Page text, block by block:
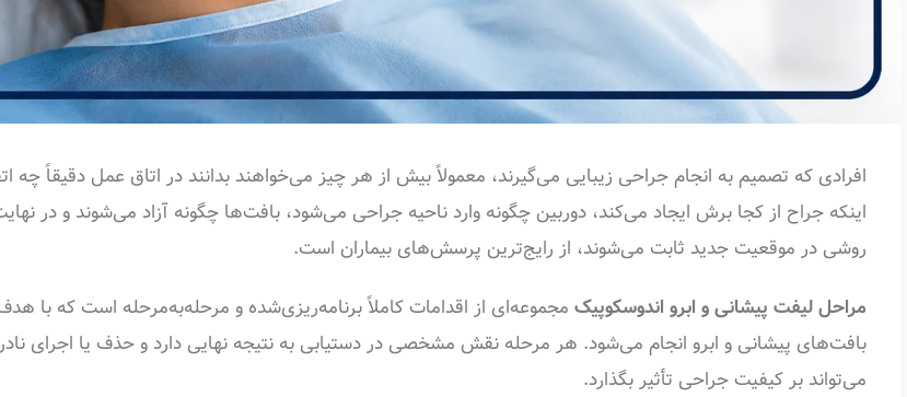
افرادی که تصمیم به انجام جراحی زیبایی می‌گیرند، معمولاً بیش از هر چیز می‌خواهند بدانند در اتاق عمل دقیقاً چه
اینکه جراح از کجا برش ایجاد می‌کند، دوربین چگونه وارد ناحیه جراحی می‌شود، بافت‌ها چگونه آزاد می‌شوند و در
روشی در موقعیت جدید ثابت می‌شوند، از رایج‌ترین پرسش‌های بیماران است.
مراحل لیفت پیشانی و ابرو اندوسکوپیک مجموعه‌ای از اقدامات کاملاً برنامه‌ریزی‌شده و مرحله‌به‌مرحله است که با
بافت‌های پیشانی و ابرو انجام می‌شود. هر مرحله نقش مشخصی در دستیابی به نتیجه نهایی دارد و حذف یا اجرای
می‌تواند بر کیفیت جراحی تأثیر بگذارد.